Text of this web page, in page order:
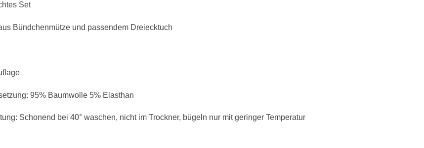
Set
Bündchenmütze und passendem Dreiecktuch
95% Baumwolle 5% Elasthan
Schonend bei 40° waschen, nicht im Trockner, bügeln nur mit geringer Temperatur